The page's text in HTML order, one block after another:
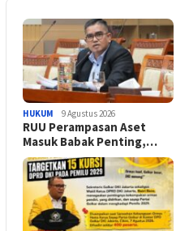
HUKUM 9 Agustus 2026
RUU Perampasan Aset
Masuk Babak Penting,…